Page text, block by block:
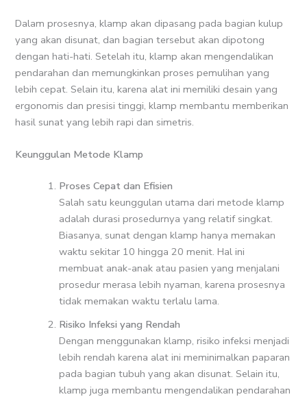
Dalam prosesnya, klamp akan dipasang pada bagian kulup
yang akan disunat, dan bagian tersebut akan dipotong
dengan hati-hati. Setelah itu, klamp akan mengendalikan
pendarahan dan memungkinkan proses pemulihan yang
lebih cepat. Selain itu, karena alat ini memiliki desain yang
ergonomis dan presisi tinggi, klamp membantu memberikan
hasil sunat yang lebih rapi dan simetris.
Keunggulan Metode Klamp
Proses Cepat dan Efisien
Salah satu keunggulan utama dari metode klamp
adalah durasi prosedurnya yang relatif singkat.
Biasanya, sunat dengan klamp hanya memakan
waktu sekitar 10 hingga 20 menit. Hal ini
membuat anak-anak atau pasien yang menjalani
prosedur merasa lebih nyaman, karena prosesnya
tidak memakan waktu terlalu lama.
Risiko Infeksi yang Rendah
Dengan menggunakan klamp, risiko infeksi menjadi
lebih rendah karena alat ini meminimalkan paparan
pada bagian tubuh yang akan disunat. Selain itu,
klamp juga membantu mengendalikan pendarahan